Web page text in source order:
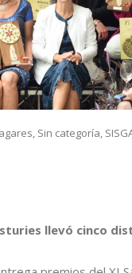
Sin categoría
llevó cinco